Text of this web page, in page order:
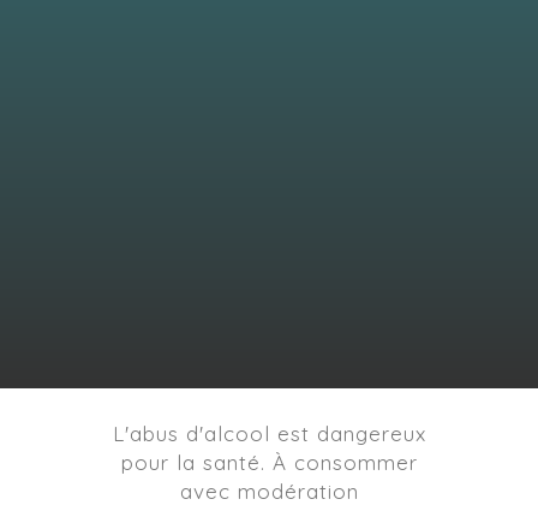
L'abus d'alcool est dangereux
pour la santé. À consommer
avec modération